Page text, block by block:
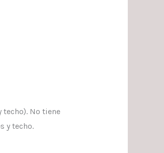
No tiene
y techo.